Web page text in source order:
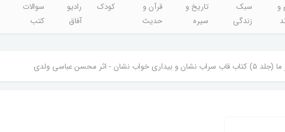
و
سبک
زندگی
تاریخ و
سیره
قرآن و
حدیث
کودک
رادیو
آفاق
سوالات
کتب
خواب نشان - اثر محسن عباسی ولدی